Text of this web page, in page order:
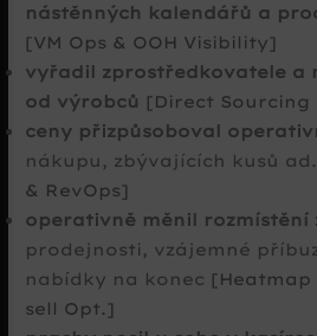
nástěnných kalendářů a
[VM Ops & OOH Visibility]
vyřadil zprostředkovatele a
od výrobců [Direct Sourcing
ceny přizpůsoboval
nákupu, zbývajících kusů ad.
& RevOps]
operativně měnil rozmístění
prodejnosti, vzájemné
nabídky na konec [Heatmap
sell Opt.]